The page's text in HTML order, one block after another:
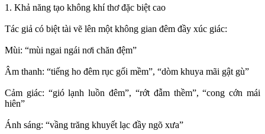
1. Khả năng tạo không khí thơ đặc biệt cao
Tác giả có biệt tài vẽ lên một không gian đêm đầy xúc giác:
Mùi: “mùi ngai ngái nơi chăn đệm”
Âm thanh: “tiếng ho đêm rục gối mềm”, “dòm khuya mãi gật gù”
Cảm giác: “gió lạnh luồn đêm”, “rớt đẫm thềm”, “cong cớn mái
hiên”
Ánh sáng: “vầng trăng khuyết lạc đầy ngõ xưa”